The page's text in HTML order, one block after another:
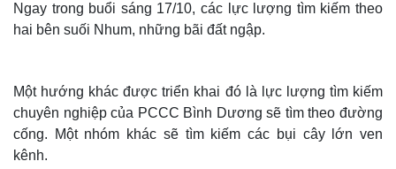
Ngay trong buổi sáng 17/10, các lực lượng tìm kiếm theo
hai bên suối Nhum, những bãi đất ngập.
Một hướng khác được triển khai đó là lực lượng tìm kiếm
chuyên nghiệp của PCCC Bình Dương sẽ tìm theo đường
cống. Một nhóm khác sẽ tìm kiếm các bụi cây lớn ven
kênh.